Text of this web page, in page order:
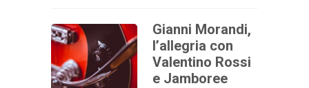
Gianni Morandi,
l’allegria con
Valentino Rossi
e Jamboree